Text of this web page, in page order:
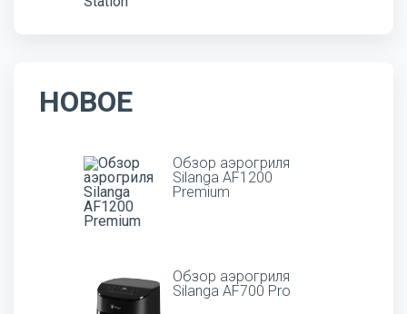
НОВОЕ
Обзор аэрогриля
Silanga AF1200
Premium
Обзор аэрогриля
Silanga AF700 Pro